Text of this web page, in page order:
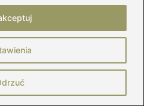
Avon znajdziemy
co warto
włosów wybrać, by
fryzurą?